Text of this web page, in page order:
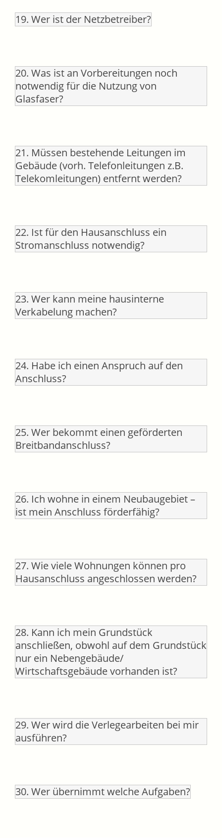
19. Wer ist der Netzbetreiber?
20. Was ist an Vorbereitungen noch
notwendig für die Nutzung von
Glasfaser?
21. Müssen bestehende Leitungen im
Gebäude (vorh. Telefonleitungen z.B.
Telekomleitungen) entfernt werden?
22. Ist für den Hausanschluss ein
Stromanschluss notwendig?
23. Wer kann meine hausinterne
Verkabelung machen?
24. Habe ich einen Anspruch auf den
Anschluss?
25. Wer bekommt einen geförderten
Breitbandanschluss?
26. Ich wohne in einem Neubaugebiet –
ist mein Anschluss förderfähig?
27. Wie viele Wohnungen können pro
Hausanschluss angeschlossen werden?
28. Kann ich mein Grundstück
anschließen, obwohl auf dem Grundstück
nur ein Nebengebäude/
Wirtschaftsgebäude vorhanden ist?
29. Wer wird die Verlegearbeiten bei mir
ausführen?
30. Wer übernimmt welche Aufgaben?